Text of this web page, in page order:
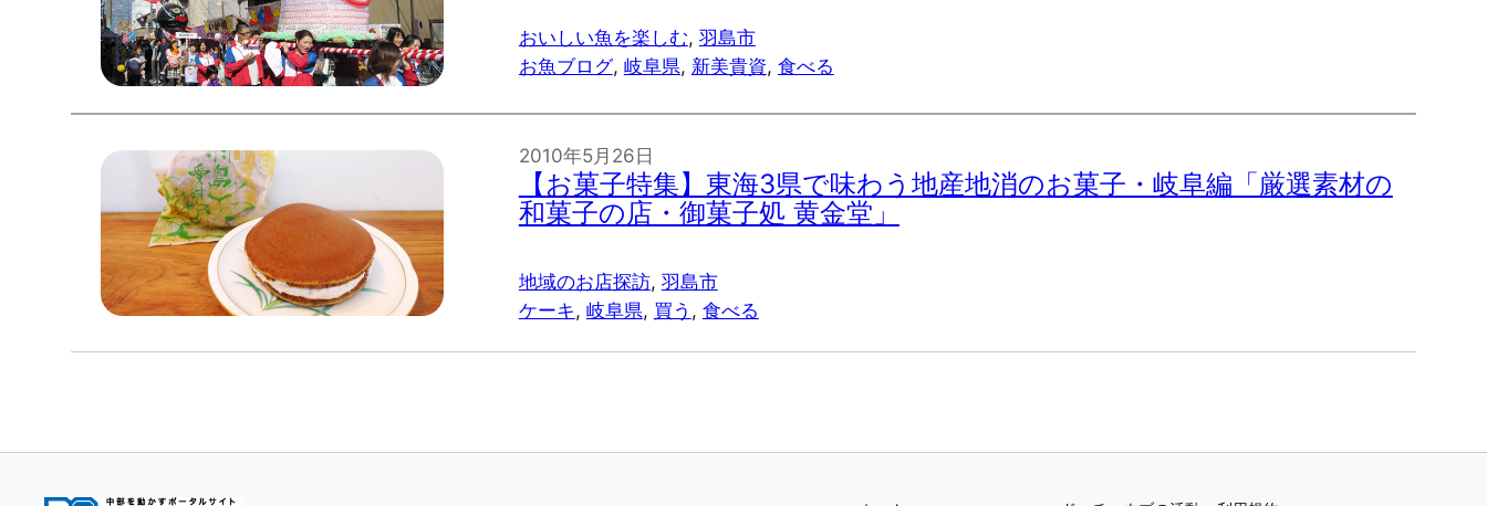
おいしい魚を楽しむ, 羽島市
お魚ブログ, 岐阜県, 新美貴資, 食べる
2010年5月26日
【お菓子特集】東海3県で味わう地産地消のお菓子・岐阜編「厳選素材の
和菓子の店・御菓子処 黄金堂」
地域のお店探訪, 羽島市
ケーキ, 岐阜県, 買う , 食べる